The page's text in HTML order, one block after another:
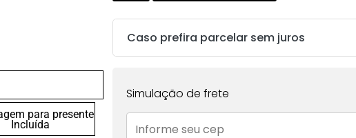
para presente
Incluída
Caso prefira parcelar sem juros
1x deR$207.00sem
juros no cartão
R$207.00
Simulação de frete